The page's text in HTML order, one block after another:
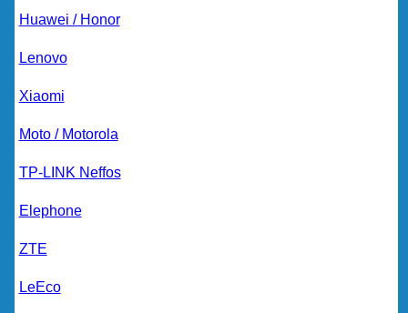
Huawei / Honor
Lenovo
Xiaomi
Moto / Motorola
TP-LINK Neffos
Elephone
ZTE
LeEco